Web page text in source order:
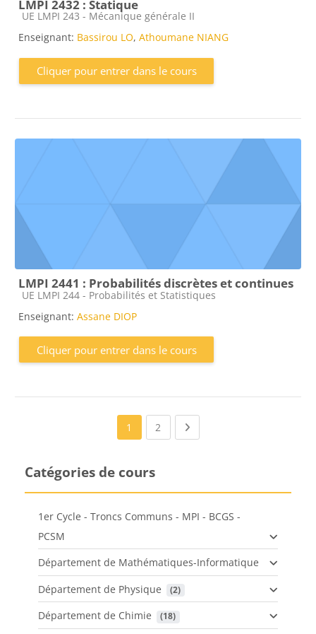
LMPI 2432 : Statique
Catégorie de cours
UE LMPI 243 - Mécanique générale II
Enseignant: Bassirou LO, Athoumane NIANG
Cliquer pour entrer dans le cours
LMPI 2441 : Probabilités discrètes et continues
Catégorie de cours
UE LMPI 244 - Probabilités et Statistiques
Enseignant: Assane DIOP
Cliquer pour entrer dans le cours
1 2 (current)Next page
Catégories de cours
1er Cycle - Troncs Communs - MPI - BCGS -
PCSM
Département de Mathématiques-Informatique
Département de Physique
(2)
Département de Chimie (18)